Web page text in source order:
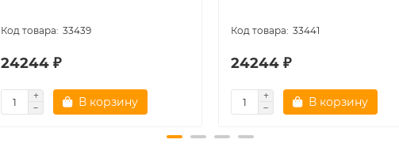
33439
24244 ₽
В корзину
33441
24244 ₽
В корзину